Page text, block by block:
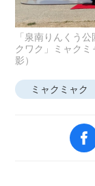
「泉南りんくう
クワク」ミャク
影）
ミャクミャク